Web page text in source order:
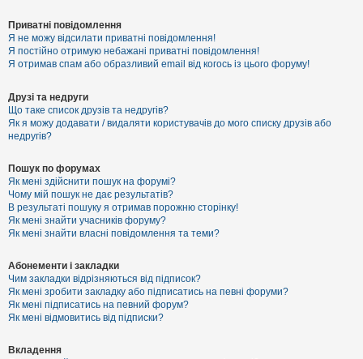
Приватні повідомлення
Я не можу відсилати приватні повідомлення!
Я постійно отримую небажані приватні повідомлення!
Я отримав спам або образливий email від когось із цього форуму!
Друзі та недруги
Що таке список друзів та недругів?
Як я можу додавати / видаляти користувачів до мого списку друзів або
недругів?
Пошук по форумах
Як мені здійснити пошук на форумі?
Чому мій пошук не дає результатів?
В результаті пошуку я отримав порожню сторінку!
Як мені знайти учасників форуму?
Як мені знайти власні повідомлення та теми?
Абонементи і закладки
Чим закладки відрізняються від підписок?
Як мені зробити закладку або підписатись на певні форуми?
Як мені підписатись на певний форум?
Як мені відмовитись від підписки?
Вкладення